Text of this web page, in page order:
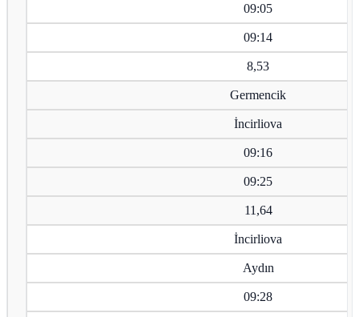
09:05
09:14
8,53
Germencik
İncirliova
09:16
09:25
11,64
İncirliova
Aydın
09:28